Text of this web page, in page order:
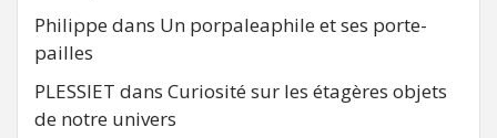
Philippe dans Un porpaleaphile et ses porte-
pailles
PLESSIET dans Curiosité sur les étagères objets
de notre univers